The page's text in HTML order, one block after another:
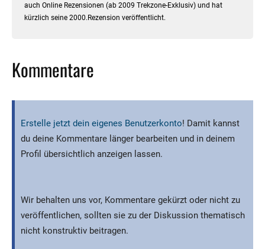
auch Online Rezensionen (ab 2009 Trekzone-Exklusiv) und hat
kürzlich seine 2000.Rezension veröffentlicht.
Kommentare
Erstelle jetzt dein eigenes Benutzerkonto! Damit kannst
du deine Kommentare länger bearbeiten und in deinem
Profil übersichtlich anzeigen lassen.
Wir behalten uns vor, Kommentare gekürzt oder nicht zu
veröffentlichen, sollten sie zu der Diskussion thematisch
nicht konstruktiv beitragen.